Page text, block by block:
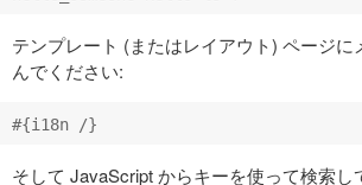
テンプレート (またはレイアウト) ページに
んでください:
そして JavaScript からキーを使って検索し